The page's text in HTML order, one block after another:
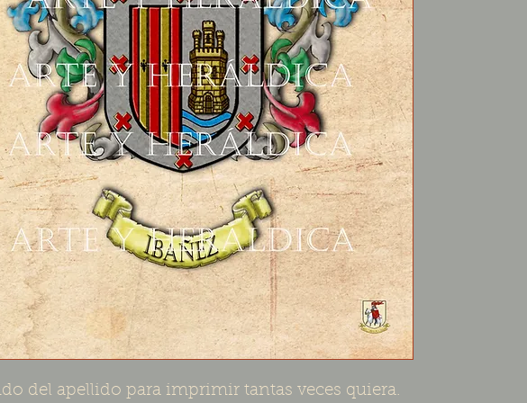
del apellido para imprimir tantas veces quiera.